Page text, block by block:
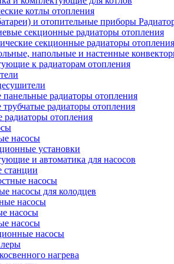
котлы отопления
секционные радиаторы отопления
секционные радиаторы отопления
напольные и настенные
к радиаторам отопления
панельные радиаторы отопления
радиаторы отопления
радиаторы отопления
насосы
установки
и автоматика для насосов
станции
насосы
насосы для колодцев
насосы
насосы
насосы
насосы
нагрева